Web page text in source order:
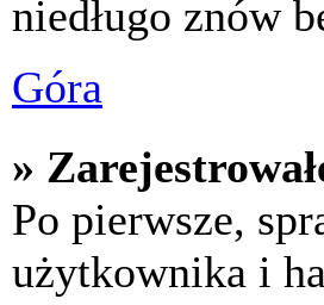
niedługo znów
Góra
»
Po pierwsze,
użytkownika i